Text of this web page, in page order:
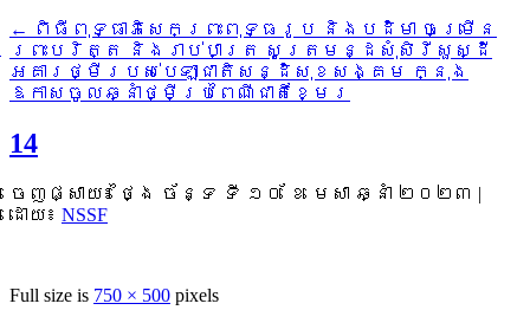
←
ពិធីពុទ្ធាភិសេកព្រះពុទ្ធរូប និងបដិមា ចម្រើន
ព្រះបរិត្ត និងរាប់បាត្រ សូត្រមន្ដសុំសិរីសួស្ដី
អគារថ្មីរបស់បេឡាជាតិសន្ដិសុខសង្គម ក្នុង
ឱកាសចូលឆ្នាំថ្មីប្រពៃណីជាតិខ្មែរ
14
ចេញផ្សាយ៖ ថ្ងៃ ច័ន្ទ ទី ១០ ខែ មេសា ឆ្នាំ ២០២៣ |
ដោយ៖ NSSF
Full size is 750 × 500 pixels